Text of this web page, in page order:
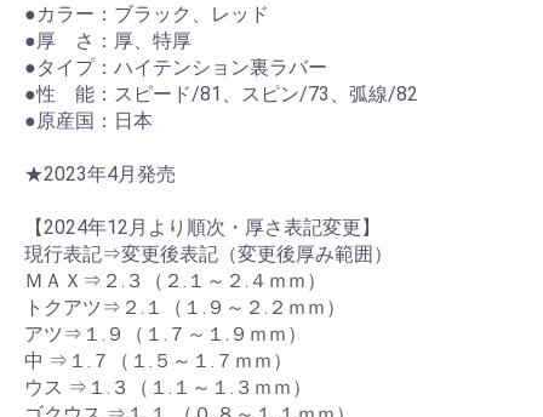
●カラー：ブラック、レッド
●厚 さ：厚、特厚
●タイプ：ハイテンション裏ラバー
●性 能：スピード/81、スピン/73、弧線/82
●原産国：日本
★2023年4月発売
【2024年12月より順次・厚さ表記変更】
現行表記⇒変更後表記（変更後厚み範囲）
ＭＡＸ⇒２.３（２.１～２.４ｍｍ）
トクアツ⇒２.１（１.９～２.２ｍｍ）
アツ⇒１.９（１.７～１.９ｍｍ）
中 ⇒１.７（１.５～１.７ｍｍ）
ウス ⇒１.３（１.１～１.３ｍｍ）